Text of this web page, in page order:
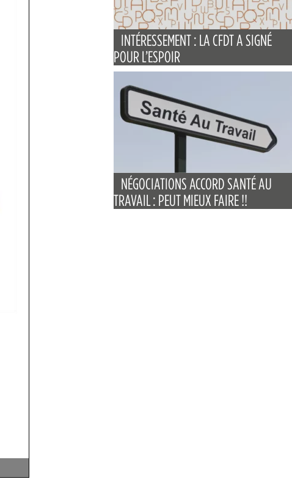
INTÉRESSEMENT : LA CFDT A SIGNÉ
POUR L’ESPOIR
NÉGOCIATIONS ACCORD SANTÉ AU
TRAVAIL : PEUT MIEUX FAIRE !!